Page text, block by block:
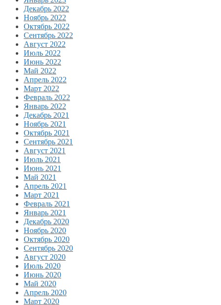
Декабрь 2022
Ноябрь 2022
Октябрь 2022
Сентябрь 2022
Август 2022
Июль 2022
Июнь 2022
Май 2022
Апрель 2022
Март 2022
Февраль 2022
Январь 2022
Декабрь 2021
Ноябрь 2021
Октябрь 2021
Сентябрь 2021
Август 2021
Июль 2021
Июнь 2021
Май 2021
Апрель 2021
Март 2021
Февраль 2021
Январь 2021
Декабрь 2020
Ноябрь 2020
Октябрь 2020
Сентябрь 2020
Август 2020
Июль 2020
Июнь 2020
Май 2020
Апрель 2020
Март 2020